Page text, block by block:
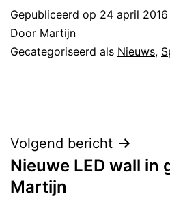
Gepubliceerd op 24 april 2016
Door Martijn
Gecategoriseerd als Nieuws,
Volgend bericht
Nieuwe LED wall in
Martijn